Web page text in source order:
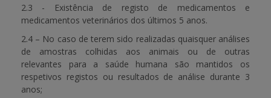
2.3 - Existência de registo de medicamentos e
medicamentos veterinários dos últimos 5 anos.
2.4 – No caso de terem sido realizadas quaisquer análises
de amostras colhidas aos animais ou de outras
relevantes para a saúde humana são mantidos os
respetivos registos ou resultados de análise durante 3
anos;